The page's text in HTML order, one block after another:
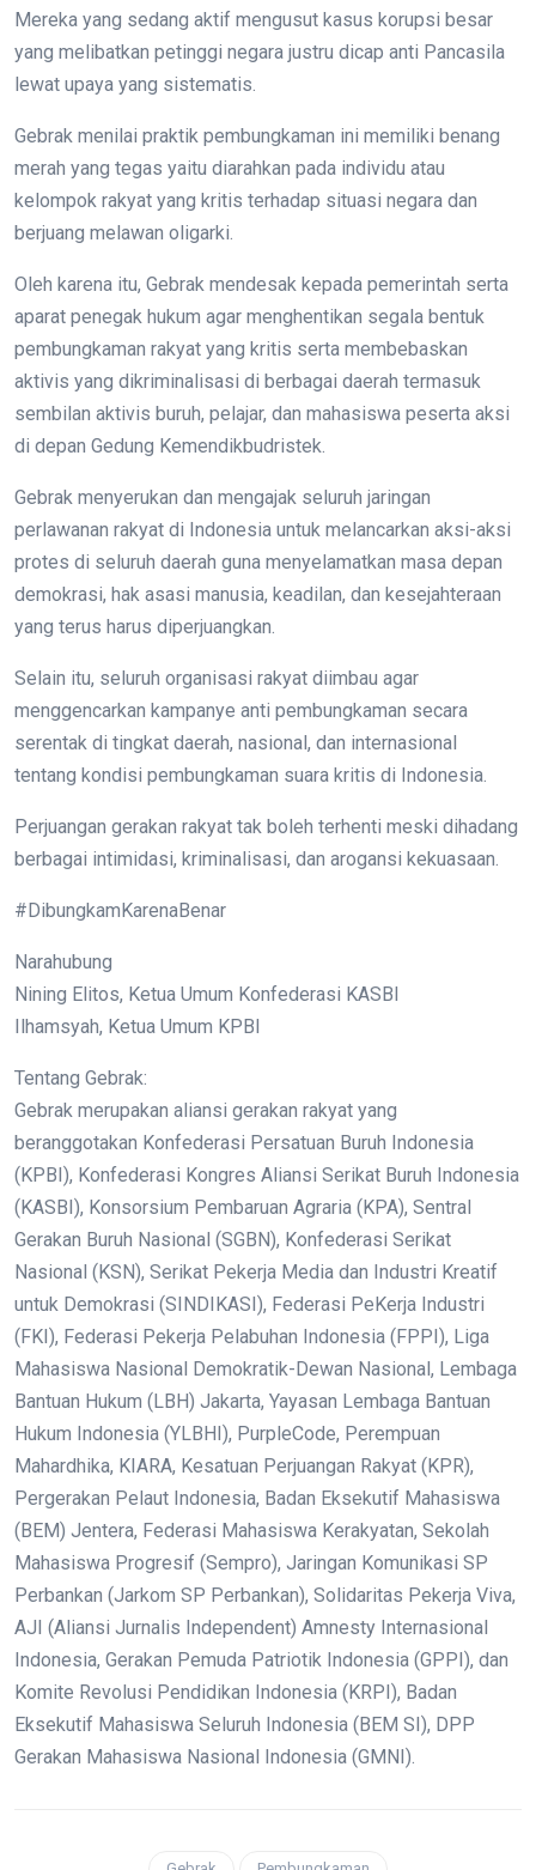
Mereka yang sedang aktif mengusut kasus korupsi besar
yang melibatkan petinggi negara justru dicap anti Pancasila
lewat upaya yang sistematis.
Gebrak menilai praktik pembungkaman ini memiliki benang
merah yang tegas yaitu diarahkan pada individu atau
kelompok rakyat yang kritis terhadap situasi negara dan
berjuang melawan oligarki.
Oleh karena itu, Gebrak mendesak kepada pemerintah serta
aparat penegak hukum agar menghentikan segala bentuk
pembungkaman rakyat yang kritis serta membebaskan
aktivis yang dikriminalisasi di berbagai daerah termasuk
sembilan aktivis buruh, pelajar, dan mahasiswa peserta aksi
di depan Gedung Kemendikbudristek.
Gebrak menyerukan dan mengajak seluruh jaringan
perlawanan rakyat di Indonesia untuk melancarkan aksi-aksi
protes di seluruh daerah guna menyelamatkan masa depan
demokrasi, hak asasi manusia, keadilan, dan kesejahteraan
yang terus harus diperjuangkan.
Selain itu, seluruh organisasi rakyat diimbau agar
menggencarkan kampanye anti pembungkaman secara
serentak di tingkat daerah, nasional, dan internasional
tentang kondisi pembungkaman suara kritis di Indonesia.
Perjuangan gerakan rakyat tak boleh terhenti meski dihadang
berbagai intimidasi, kriminalisasi, dan arogansi kekuasaan.
#DibungkamKarenaBenar
Narahubung
Nining Elitos, Ketua Umum Konfederasi KASBI
Ilhamsyah, Ketua Umum KPBI
Tentang Gebrak:
Gebrak merupakan aliansi gerakan rakyat yang
beranggotakan Konfederasi Persatuan Buruh Indonesia
(KPBI), Konfederasi Kongres Aliansi Serikat Buruh Indonesia
(KASBI), Konsorsium Pembaruan Agraria (KPA), Sentral
Gerakan Buruh Nasional (SGBN), Konfederasi Serikat
Nasional (KSN), Serikat Pekerja Media dan Industri Kreatif
untuk Demokrasi (SINDIKASI), Federasi PeKerja Industri
(FKI), Federasi Pekerja Pelabuhan Indonesia (FPPI), Liga
Mahasiswa Nasional Demokratik-Dewan Nasional, Lembaga
Bantuan Hukum (LBH) Jakarta, Yayasan Lembaga Bantuan
Hukum Indonesia (YLBHI), PurpleCode, Perempuan
Mahardhika, KIARA, Kesatuan Perjuangan Rakyat (KPR),
Pergerakan Pelaut Indonesia, Badan Eksekutif Mahasiswa
(BEM) Jentera, Federasi Mahasiswa Kerakyatan, Sekolah
Mahasiswa Progresif (Sempro), Jaringan Komunikasi SP
Perbankan (Jarkom SP Perbankan), Solidaritas Pekerja Viva,
AJI (Aliansi Jurnalis Independent) Amnesty Internasional
Indonesia, Gerakan Pemuda Patriotik Indonesia (GPPI), dan
Komite Revolusi Pendidikan Indonesia (KRPI), Badan
Eksekutif Mahasiswa Seluruh Indonesia (BEM SI), DPP
Gerakan Mahasiswa Nasional Indonesia (GMNI).